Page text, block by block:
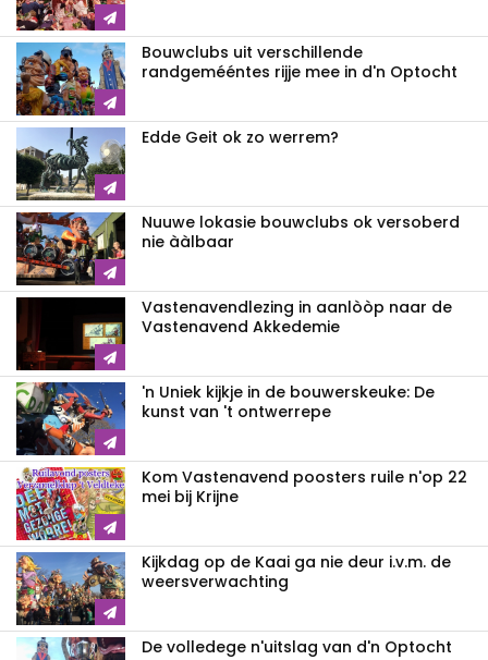
Bouwclubs uit verschillende
randgemééntes rijje mee in d'n Optocht
Edde Geit ok zo werrem?
Nuuwe lokasie bouwclubs ok versoberd
nie ààlbaar
Vastenavendlezing in aanlòòp naar de
Vastenavend Akkedemie
'n Uniek kijkje in de bouwerskeuke: De
kunst van 't ontwerrepe
Kom Vastenavend poosters ruile n'op 22
mei bij Krijne
Kijkdag op de Kaai ga nie deur i.v.m. de
weersverwachting
De volledege n'uitslag van d'n Optocht